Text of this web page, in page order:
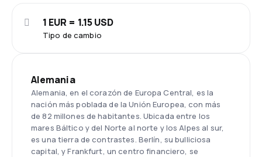
Tipo de cambio
1 EUR = 1.15 USD
Alemania
Alemania, en el corazón de Europa Central, es la
nación más poblada de la Unión Europea, con más
de 82 millones de habitantes. Ubicada entre los
mares Báltico y del Norte al norte y los Alpes al sur,
es una tierra de contrastes. Berlín, su bulliciosa
capital, y Frankfurt, un centro financiero, se